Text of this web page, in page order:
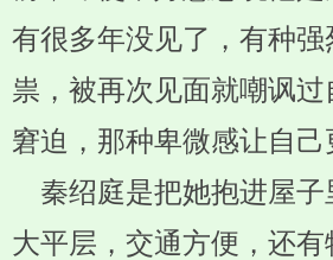
有很多年没见了，有种
祟，被再次见面就嘲讽过
窘迫，那种卑微感让自己
秦绍庭是把她抱进屋子
大平层，交通方便，还